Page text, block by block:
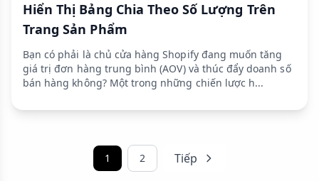
Hiển Thị Bảng Chia Theo Số Lượng Trên
Trang Sản Phẩm
Bạn có phải là chủ cửa hàng Shopify đang muốn tăng
giá trị đơn hàng trung bình (AOV) và thúc đẩy doanh số
bán hàng không? Một trong những chiến lược h...
1 2 Tiếp